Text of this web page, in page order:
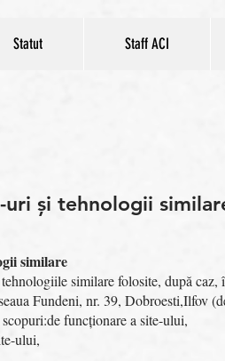
Statut Staff ACI
și tehnologii
similare
similare folosite, după
Fundeni, nr. 39, Dobroesti,Ilfov
funcționare a site-ului,
ului,